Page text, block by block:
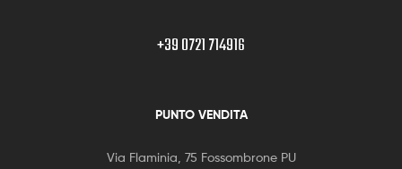
+39 0721 714916
PUNTO VENDITA
Via Flaminia, 75 Fossombrone PU